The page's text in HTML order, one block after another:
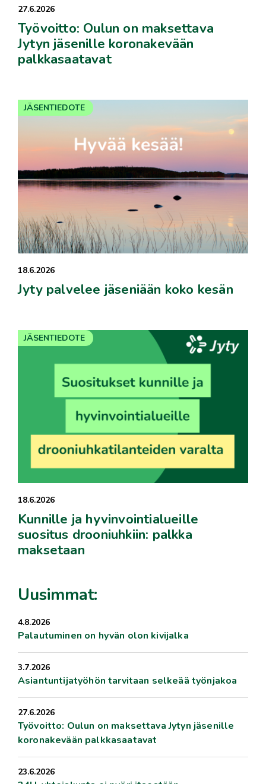
27.6.2026
Työvoitto: Oulun on maksettava
Jytyn jäsenille koronakevään
palkkasaatavat
18.6.2026
Jyty palvelee jäseniään koko kesän
JÄSENTIEDOTE
18.6.2026
Kunnille ja hyvinvointialueille
suositus drooniuhkiin: palkka
maksetaan
JÄSENTIEDOTE
Uusimmat:
4.8.2026
Palautuminen on hyvän olon kivijalka
3.7.2026
Asiantuntijatyöhön tarvitaan selkeää työnjakoa
27.6.2026
Työvoitto: Oulun on maksettava Jytyn jäsenille
koronakevään palkkasaatavat
23.6.2026